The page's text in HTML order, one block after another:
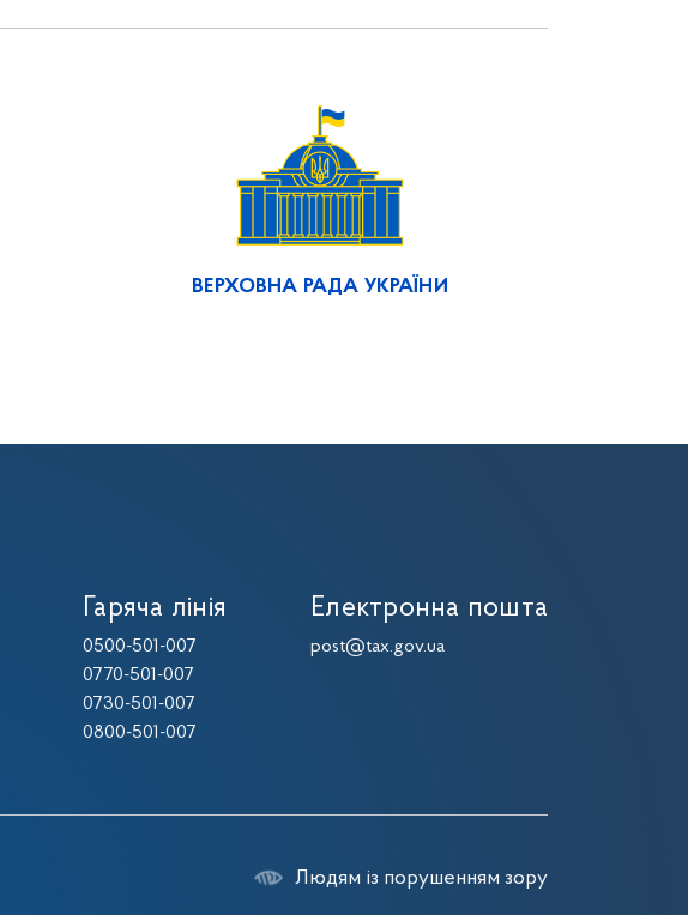
ВЕРХОВНА РАДА УКРАЇНИ
Гаряча лінія
0500-501-007
0770-501-007
0730-501-007
0800-501-007
Електронна пошта
post@tax.gov.ua
Людям із порушенням зору